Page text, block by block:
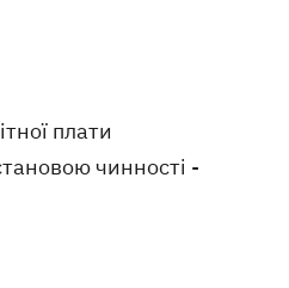
плати
чинності -